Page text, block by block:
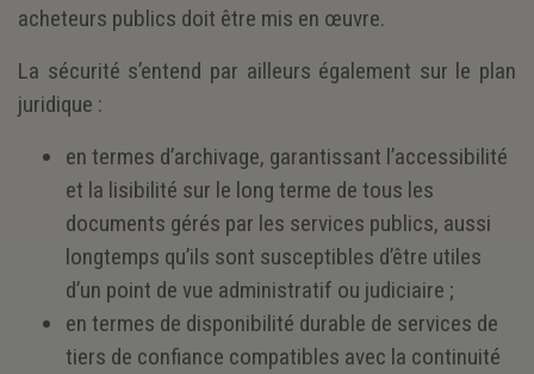
acheteurs publics doit être mis en œuvre.
La sécurité s’entend par ailleurs également sur le plan
juridique :
en termes d’archivage, garantissant l’accessibilité
et la lisibilité sur le long terme de tous les
documents gérés par les services publics, aussi
longtemps qu’ils sont susceptibles d’être utiles
d’un point de vue administratif ou judiciaire ;
en termes de disponibilité durable de services de
tiers de confiance compatibles avec la continuité